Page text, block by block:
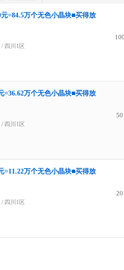
元=84.5万个无色小晶块■买得放
/ 四川1区
=36.62万个无色小晶块■买得放
/ 四川1区
50
=11.22万个无色小晶块■买得放
/ 四川1区
20